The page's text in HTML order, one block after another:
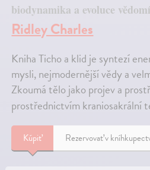
biodynamika a evoluce vědomí
Ridley Charles
Kniha Ticho a klid je syntezí
mysli, nejmodernější vědy a
Zkoumá tělo jako projev a
prostřednictvím kraniosakrální
Kúpiť Rezervovať v